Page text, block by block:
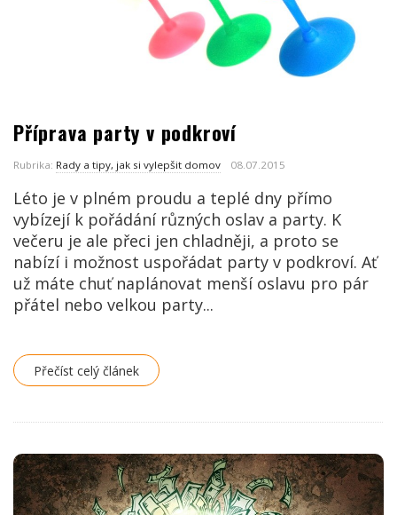
Příprava party v podkroví
Rubrika: Rady a tipy, jak si vylepšit domov 08.07.2015
Léto je v plném proudu a teplé dny přímo
vybízejí k pořádání různých oslav a party. K
večeru je ale přeci jen chladněji, a proto se
nabízí i možnost uspořádat party v podkroví. Ať
už máte chuť naplánovat menší oslavu pro pár
přátel nebo velkou party...
Přečíst celý článek